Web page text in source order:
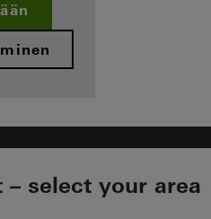
select your area